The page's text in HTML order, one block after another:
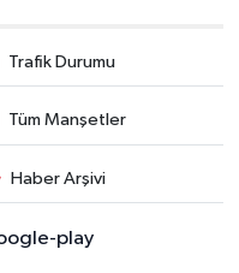
Trafik Durumu
Tüm Manşetler
Haber Arşivi